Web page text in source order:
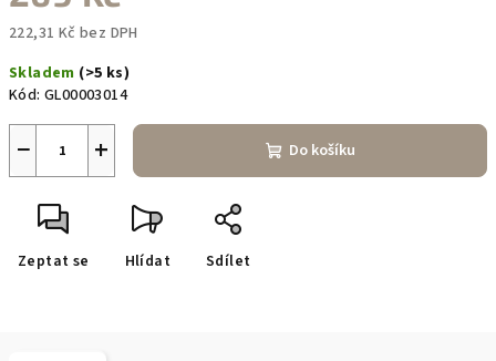
222,31 Kč bez DPH
cena:
Skladem (>5 ks)
Kód: GL00003014
+
− Do košíku
Zeptat se Hlídat Sdílet